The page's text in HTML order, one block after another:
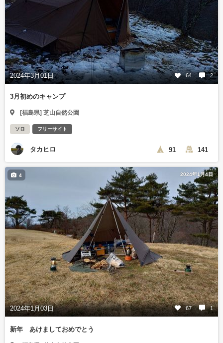
2024年3月01日 64 2
3月初めのキャンプ
[福島県] 芝山自然公園
ソロ フリーサイト
タカヒロ 91 141
2024年1月4日
2024年1月03日 67 1
4
新年 あけましておめでとう